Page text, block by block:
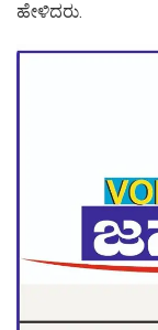
ಹೇಳಿದರು.